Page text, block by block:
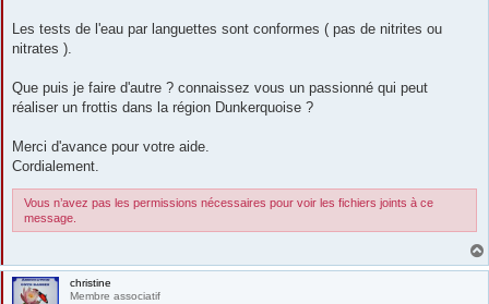
Les tests de l'eau par languettes sont conformes ( pas de nitrites ou
nitrates ).
Que puis je faire d'autre ? connaissez vous un passionné qui peut
réaliser un frottis dans la région Dunkerquoise ?
Merci d'avance pour votre aide.
Cordialement.
Vous n’avez pas les permissions nécessaires pour voir les fichiers joints à ce
message.
christine
Membre associatif